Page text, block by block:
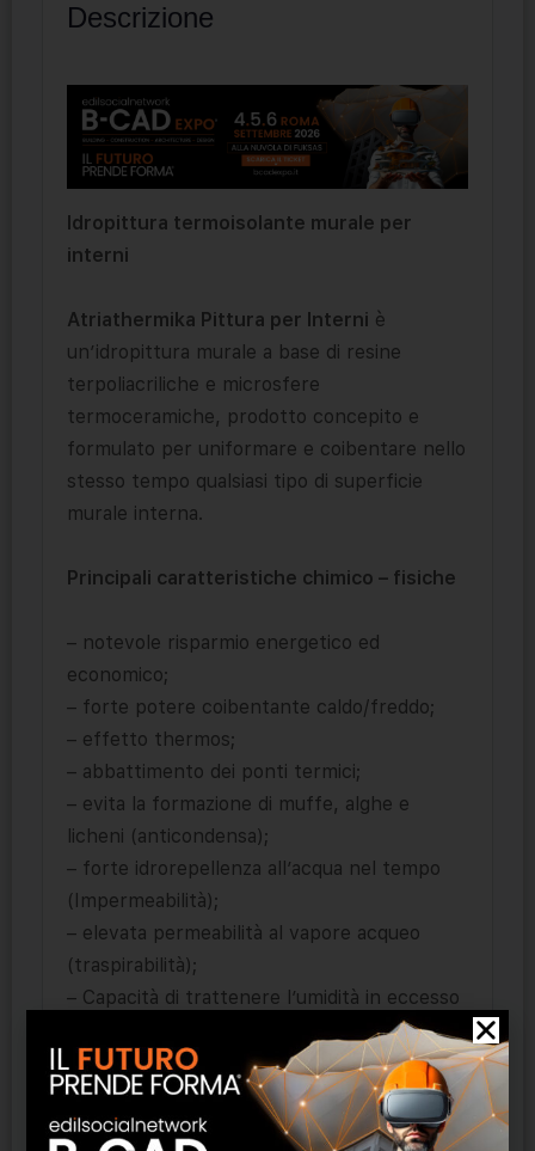
Descrizione
Idropittura termoisolante murale per
interni
Atriathermika Pittura per Interni è
un’idropittura murale a base di resine
terpoliacriliche e microsfere
termoceramiche, prodotto concepito e
formulato per uniformare e coibentare nello
stesso tempo qualsiasi tipo di superficie
murale interna.
Principali caratteristiche chimico – fisiche
– notevole risparmio energetico ed
economico;
– forte potere coibentante caldo/freddo;
– effetto thermos;
– abbattimento dei ponti termici;
– evita la formazione di muffe, alghe e
licheni (anticondensa);
– forte idrorepellenza all’acqua nel tempo
(Impermeabilità);
– elevata permeabilità al vapore acqueo
(traspirabilità);
– Capacità di trattenere l’umidità in eccesso
e recederla equilibrando il grado di umidità
dell’aria nell’ambiente.
Particolarmente indicata per ambienti con